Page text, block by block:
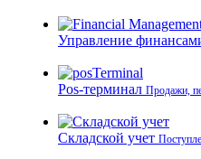
Управление
Pos-терминал Продажи,
Складской учет